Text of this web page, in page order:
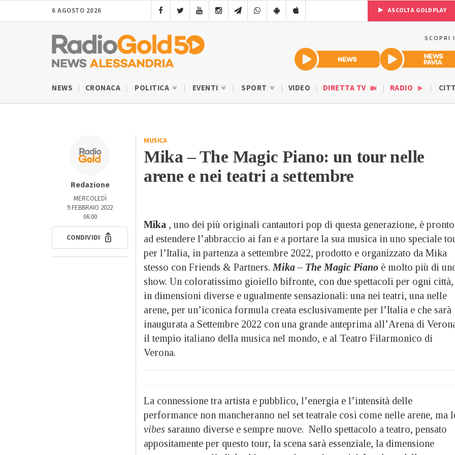
6 AGOSTO 2026 ASCOLTA GOLDPLAY
SCOPRI
NEWS CRONACA POLITICA EVENTI SPORT VIDEO DIRETTA TV RADIO
Redazione
MERCOLEDÌ
9 FEBBRAIO 2022
06:00
CONDIVIDI
MUSICA
Mika – The Magic Piano: un tour nelle
arene e nei teatri a settembre
Mika , uno dei più originali cantautori pop di questa generazione, è pronto
ad estendere l’abbraccio ai fan e a portare la sua musica in uno speciale
per l’Italia, in partenza a settembre 2022, prodotto e organizzato da Mika
stesso con Friends & Partners. Mika – The Magic Piano è molto più di
show. Un coloratissimo gioiello bifronte, con due spettacoli per ogni città,
in dimensioni diverse e ugualmente sensazionali: una nei teatri, una nelle
arene, per un’iconica formula creata esclusivamente per l’Italia e che sarà
inaugurata a Settembre 2022 con una grande anteprima all’Arena di
il tempio italiano della musica nel mondo, e al Teatro Filarmonico di
Verona.
La connessione tra artista e pubblico, l’energia e l’intensità delle
performance non mancheranno nel set teatrale così come nelle arene, ma
vibes saranno diverse e sempre nuove. Nello spettacolo a teatro, pensato
appositamente per questo tour, la scena sarà essenziale, la dimensione